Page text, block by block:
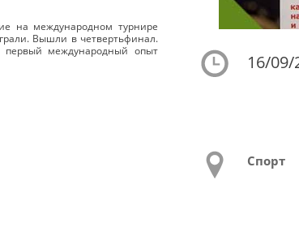
на международном турнире
Вышли в четвертьфинал.
международный опыт
16/09/
Спорт